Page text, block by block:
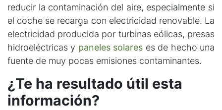
reducir la contaminación del aire, especialmente si
el coche se recarga con electricidad renovable. La
electricidad producida por turbinas eólicas, presas
hidroeléctricas y paneles solares es de hecho una
fuente de muy pocas emisiones contaminantes.
¿Te ha resultado útil esta
información?